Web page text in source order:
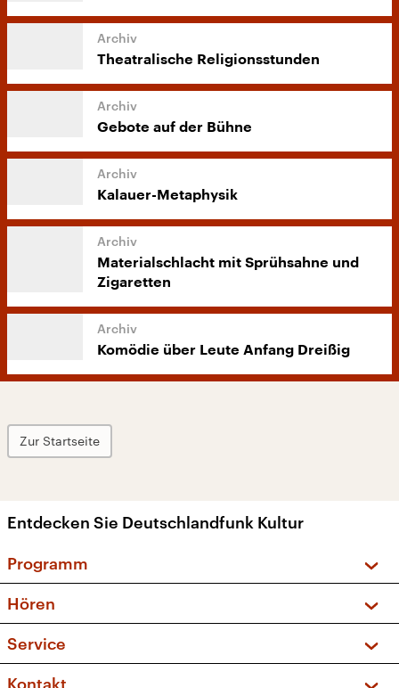
Theatralische Religionsstunden
Gebote auf der Bühne
Kalauer-Metaphysik
Materialschlacht mit Sprühsahne und
Zigaretten
Komödie über Leute Anfang Dreißig
Zur Startseite
Entdecken Sie Deutschlandfunk Kultur
Programm
Sendungen und Podcasts
Musikliste
Kakadu – Das Kinderprogramm
Hören
Frequenzen (UKW + DAB+)
Service
FAQ
Kontakt